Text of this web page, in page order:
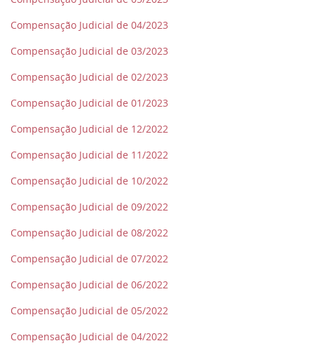
Compensação Judicial de 04/2023
Compensação Judicial de 03/2023
Compensação Judicial de 02/2023
Compensação Judicial de 01/2023
Compensação Judicial de 12/2022
Compensação Judicial de 11/2022
Compensação Judicial de 10/2022
Compensação Judicial de 09/2022
Compensação Judicial de 08/2022
Compensação Judicial de 07/2022
Compensação Judicial de 06/2022
Compensação Judicial de 05/2022
Compensação Judicial de 04/2022